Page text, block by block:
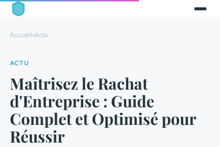
Accueil›Actu
ACTU
Maîtrisez le Rachat
d'Entreprise : Guide
Complet et Optimisé pour
Réussir